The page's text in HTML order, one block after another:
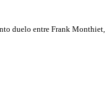
duelo entre Frank Monthiet,